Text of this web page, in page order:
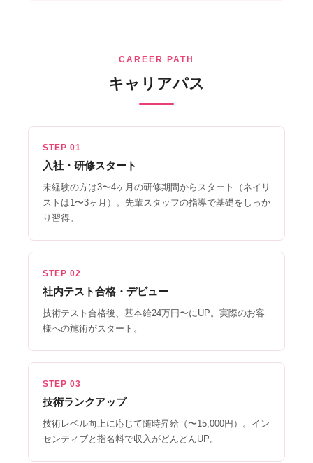
CAREER PATH
キャリアパス
STEP 01
入社・研修スタート
未経験の方は3〜4ヶ月の研修期間からスタート（ネイリ
ストは1〜3ヶ月）。先輩スタッフの指導で基礎をしっか
り習得。
STEP 02
社内テスト合格・デビュー
技術テスト合格後、基本給24万円〜にUP。実際のお客
様への施術がスタート。
STEP 03
技術ランクアップ
技術レベル向上に応じて随時昇給（〜15,000円）。イン
センティブと指名料で収入がどんどんUP。